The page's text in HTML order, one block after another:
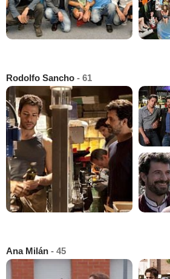
Rodolfo Sancho - 61
Ana Milán - 45